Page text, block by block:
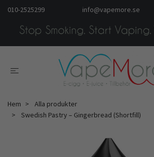
010-2525299 info@vapemore.se
Hem
Alla produkter
Swedish Pastry – Gingerbread (Shortfill)